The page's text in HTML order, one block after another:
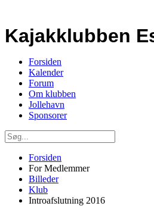
Kajakklubben
Forsiden
Kalender
Forum
Om klubben
Jollehavn
Sponsorer
Forsiden
For Medlemmer
Billeder
Klub
Introafslutning 2016